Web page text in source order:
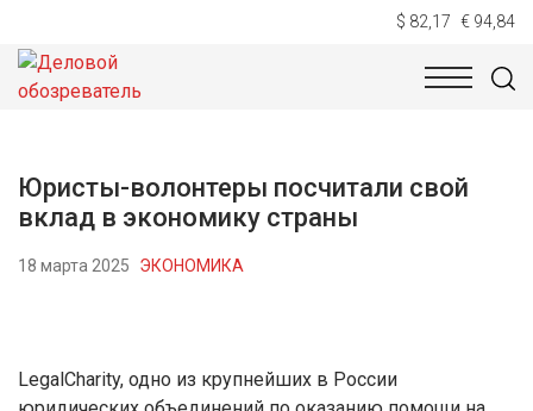
$ 82,17 € 94,84
НОВОСТИ
Юристы-волонтеры посчитали свой
вклад в экономику страны
18 марта 2025 ЭКОНОМИКА
LegalCharity, одно из крупнейших в России